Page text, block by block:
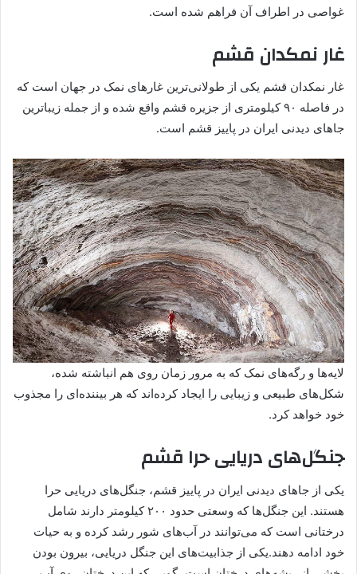
غواصی در اطراف آن فراهم شده است.
غار نمکدان قشم
غار نمکدان قشم یکی از طولانی‌ترین غارهای نمک در جهان است که
در فاصله ۹۰ کیلومتری از جزیره قشم واقع شده و از جمله زیباترین
جاهای دیدنی ایران در پاییز قشم است.
لایه‌ها و رگه‌های نمک که به مرور زمان روی هم انباشته شده،
شکل‌های طبیعی و زیبایی را ایجاد کرده‌اند که هر بیننده‌ای را مجذوب
خود خواهد کرد.
جنگل‌های دریایی حرا قشم
یکی از جاهای دیدنی ایران در پاییز قشم، جنگل‌های دریایی حرا
هستند. این جنگل‌ها که وسعتی حدود ۲۰۰ کیلومتر دارند شامل
درختانی است که می‌توانند در آب‌های شور رشد کرده و به حیات
خود ادامه دهند.یکی از جذابیت‌های این جنگل دریایی، بیرون بودن